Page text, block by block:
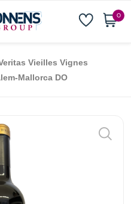
0
Vieilles Vignes
Mallorca DO